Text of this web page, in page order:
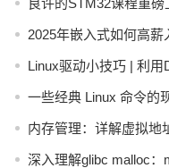
2025年嵌入式如何高薪
Linux驱动小技巧 | 利
一些经典 Linux 命令的
内存管理：详解虚拟地
深入理解glibc malloc